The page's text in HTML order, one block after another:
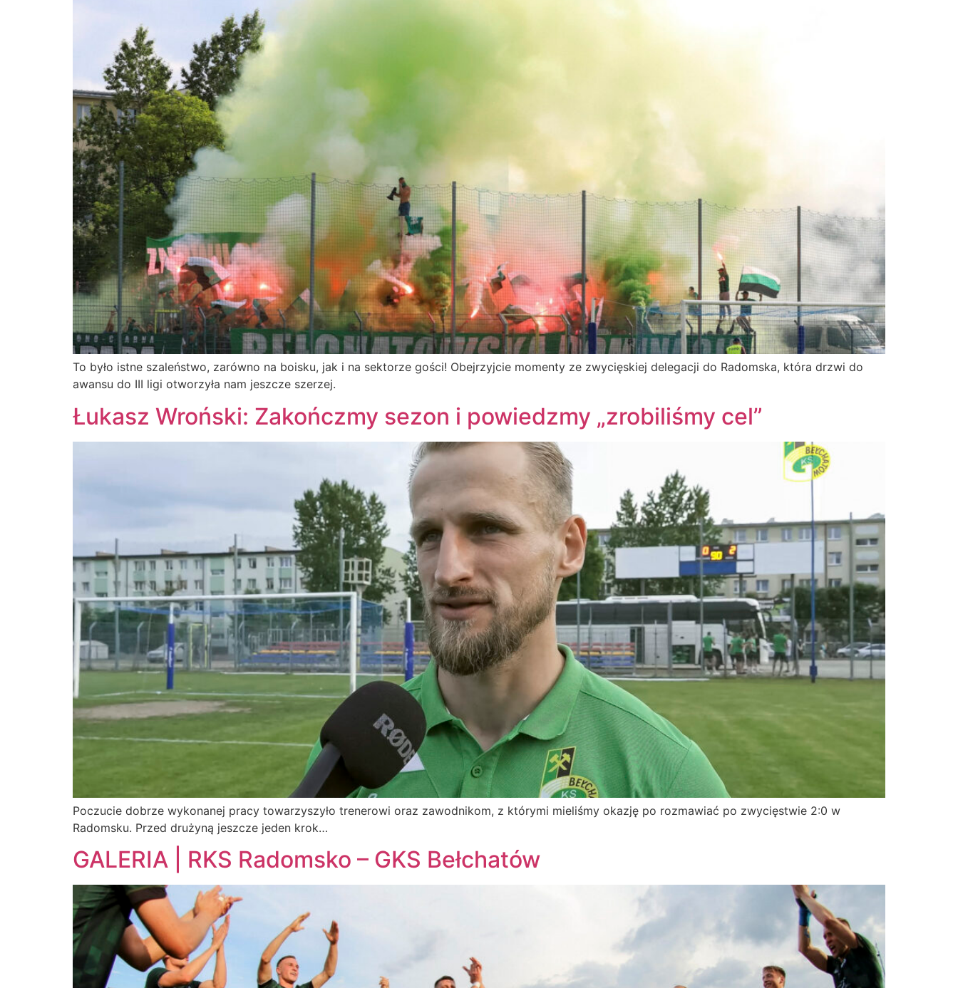
To było istne szaleństwo, zarówno na boisku, jak i na sektorze gości! Obejrzyjcie momenty ze zwycięskiej delegacji do Radomska, która drzwi do
awansu do III ligi otworzyła nam jeszcze szerzej.
Łukasz Wroński: Zakończmy sezon i powiedzmy „zrobiliśmy cel”
Poczucie dobrze wykonanej pracy towarzyszyło trenerowi oraz zawodnikom, z którymi mieliśmy okazję po rozmawiać po zwycięstwie 2:0 w
Radomsku. Przed drużyną jeszcze jeden krok…
GALERIA | RKS Radomsko – GKS Bełchatów